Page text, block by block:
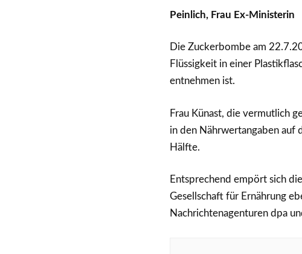
Peinlich, Frau Ex-Ministerin
Die Zuckerbombe am
Flüssigkeit in einer
entnehmen ist.
Frau Künast, die vermutlich
in den Nährwertangaben auf
Hälfte.
Entsprechend empört sich
Gesellschaft für Ernährung
Nachrichtenagenturen dpa